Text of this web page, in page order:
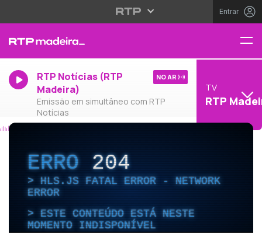
Entrar
RTP Notícias (RTP
Madeira)
Emissão em simultâneo com RTP
Notícias
NO AR
TV
RTP
ERRO204
HLS.JS FATAL ERROR - NETWORK
ERROR
ESTE CONTEÚDO ESTÁ NESTE
MOMENTO INDISPONÍVEL